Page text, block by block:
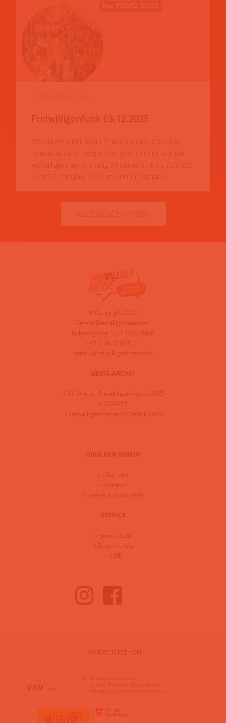
Freiwilligenfunk 03.12.2025
© Copyright 2026
Verein Freiwilligenmessen
Rubensgasse 11/3 1040 Wien
+43 1 36 11 820 11
verein@freiwilligenmesse.at
MESSE-ARCHIV
13. Wiener Freiwilligenmesse 2025
YOVO25
Freiwilligenmesse im Bezirk 2025
ÜBER DEN VEREIN
Über uns
Kontakt
Presse & Downloads
SERVICE
Impressum
Datenschutz
AGB
UNTERSTÜTZT VON